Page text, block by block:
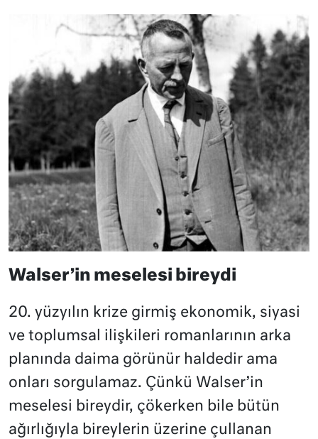
Walser’in meselesi bireydi
20. yüzyılın krize girmiş ekonomik, siyasi
ve toplumsal ilişkileri romanlarının arka
planında daima görünür haldedir ama
onları sorgulamaz. Çünkü Walser’in
meselesi bireydir, çökerken bile bütün
ağırlığıyla bireylerin üzerine çullanan